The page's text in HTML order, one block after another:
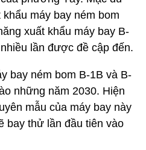
máy bay ném bom
xuất khẩu máy bay B-
lần được đề cập đến.
bay ném bom B-1B và B-
những năm 2030. Hiện
mẫu của máy bay này
bay thử lần đầu tiên vào